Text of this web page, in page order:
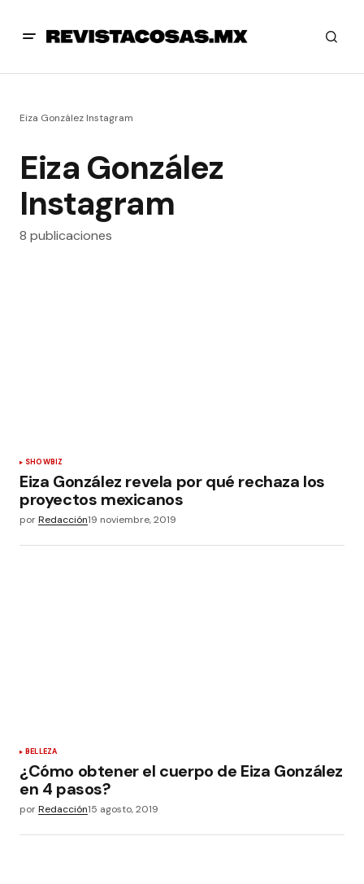
Eiza González Instagram
Eiza González
Instagram
8 publicaciones
SHOWBIZ
Eiza González revela por qué rechaza los
proyectos mexicanos
porRedacción19 noviembre, 2019
BELLEZA
¿Cómo obtener el cuerpo de Eiza González
en 4 pasos?
porRedacción15 agosto, 2019